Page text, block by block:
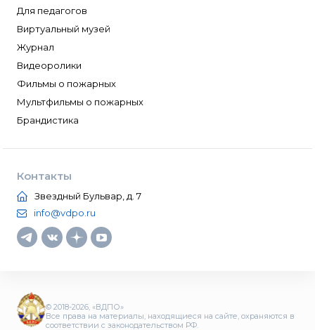
Для педагогов
Виртуальный музей
Журнал
Видеоролики
Фильмы о пожарных
Мультфильмы о пожарных
Брандистика
Контакты
Звездный Бульвар, д. 7
info@vdpo.ru
© 2018-2026, «ВДПО»
Все права на материалы, находящиеся на сайте, охраняются в
соответствии с законодательством РФ.